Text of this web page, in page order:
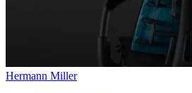
Hermann Miller